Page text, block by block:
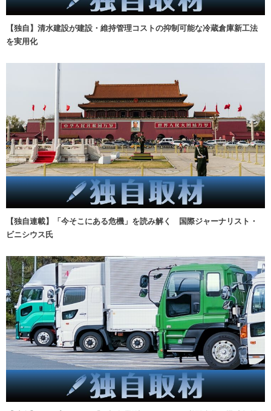
【独自】清水建設が建設・維持管理コストの抑制可能な冷蔵倉庫新工法
を実用化
【独自連載】「今そこにある危機」を読み解く 国際ジャーナリスト・
ビニシウス氏